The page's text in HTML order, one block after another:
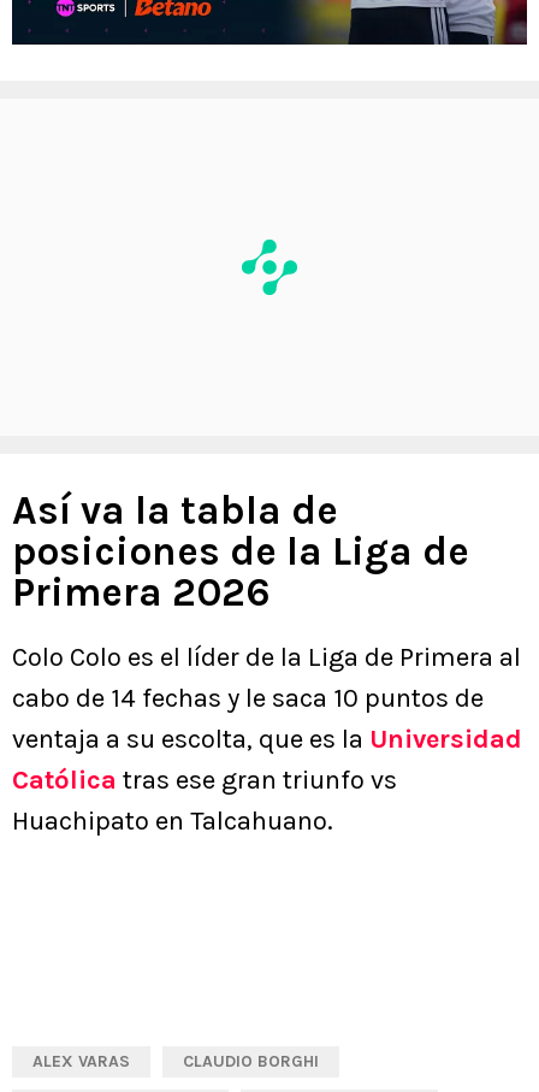
Así va la tabla de
posiciones de la Liga de
Primera 2026
Colo Colo es el líder de la Liga de Primera al
cabo de 14 fechas y le saca 10 puntos de
ventaja a su escolta, que es la Universidad
Católica tras ese gran triunfo vs
Huachipato en Talcahuano.
ALEX VARAS CLAUDIO BORGHI